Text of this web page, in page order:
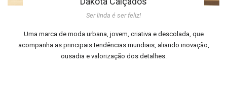
Ser linda é ser feliz!
Uma marca de moda urbana, jovem, criativa e descolada, que
acompanha as principais tendências mundiais, aliando inovação,
ousadia e valorização dos detalhes.